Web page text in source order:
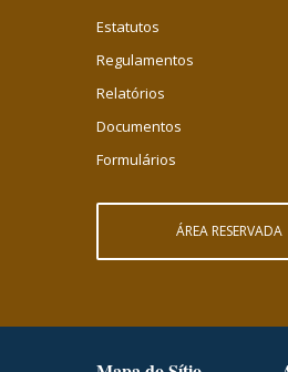
Estatutos
Regulamentos
Relatórios
Documentos
Formulários
ÁREA RESERVADA